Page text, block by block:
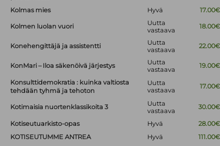
Kolmas mies Hyvä 17.00€
Kolmen luolan vuori
Uutta
vastaava
18.00€
Konehengittäjä ja assistentti
Uutta
vastaava
22.00€
KonMari – Iloa säkenöivä järjestys
Uutta
vastaava
19.00€
Konsulttidemokratia : kuinka valtiosta
tehdään tyhmä ja tehoton
Uutta
vastaava
17.00€
Kotimaisia nuortenklassikoita 3
Uutta
vastaava
30.00€
Kotiseutuarkisto-opas Hyvä
28.00€
KOTISEUTUMME ANTREA
Hyvä
111.00€